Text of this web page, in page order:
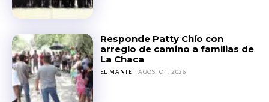
Responde Patty Chío con
arreglo de camino a familias de
La Chaca
EL MANTE AGOSTO 1, 2026